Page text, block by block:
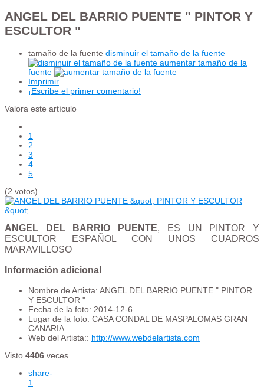
ANGEL DEL BARRIO PUENTE " PINTOR Y
ESCULTOR "
tamaño de la fuente disminuir el tamaño de la fuente
aumentar tamaño de la
fuente
Imprimir
¡Escribe el primer comentario!
Valora este artículo
1
2
3
4
5
(2 votos)
ANGEL DEL BARRIO PUENTE, ES UN PINTOR Y
ESCULTOR ESPAÑOL CON UNOS CUADROS
MARAVILLOSO
Información adicional
Nombre de Artista: ANGEL DEL BARRIO PUENTE " PINTOR
Y ESCULTOR "
Fecha de la foto: 2014-12-6
Lugar de la foto: CASA CONDAL DE MASPALOMAS GRAN
CANARIA
Web del Artista:: http://www.webdelartista.com
Visto 4406 veces
share-
1